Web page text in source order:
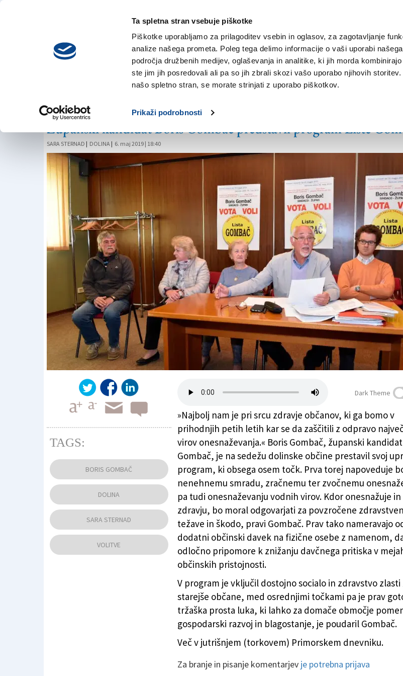
Ta spletna stran vsebuje piškotke
Piškotke uporabljamo za prilagoditev vsebin in oglasov, za zagotavljanje
analize našega prometa. Poleg tega delimo informacije o vaši uporabi
področja družbenih medijev, oglaševanja in analitike, ki jih morda
ste jim jih posredovali ali pa so jih zbrali skozi vašo uporabo njihovih
našo spletno stran, se morate strinjati z uporabo piškotkov.
Prikaži podrobnosti
sreda,
5. avgusta 2026
NOVICE TRŽAŠKA GORIŠKA KULTURA
Lista Gombač: Za zdravje in
Županski kandidat Boris Gombač predstavil program Liste
SARA STERNAD | DOLINA | 6. maj 2019 | 18:40
Predstavitev županskega kandidata in Liste Gombač (FOTODAMJ@N)
Dark Theme
»Najbolj nam je pri srcu zdravje občanov, ki ga bomo v
prihodnjih petih letih kar se da zaščitili z odpravo
virov onesnaževanja.« Boris Gombač, županski
Gombač, je na sedežu dolinske občine prestavil svoj
program, ki obsega osem točk. Prva torej napoveduje
nenehnemu smradu, zračnemu ter zvočnemu
pa tudi onesnaževanju vodnih virov. Kdor onesnažuje
zdravju, bo moral odgovarjati za povzročene
težave in škodo, pravi Gombač. Prav tako nameravajo
dodatni občinski davek na fizične osebe z namenom,
odločno pripomore k znižanju davčnega pritiska v
občinskih pristojnosti.
V program je vključil dostojno socialo in zdravstvo zlasti
starejše občane, med osrednjimi točkami pa je prav
tržaška prosta luka, ki lahko za domače območje
gospodarski razvoj in blagostanje, je poudaril Gombač.
Več v jutrišnjem (torkovem) Primorskem dnevniku.
Za branje in pisanje komentarjev je potrebna prijava
TAGS:
BORIS GOMBAČ
DOLINA
SARA STERNAD
VOLITVE